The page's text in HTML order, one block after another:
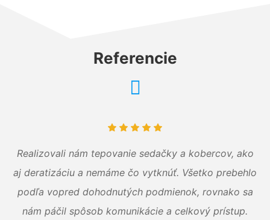
Referencie
Realizovali nám tepovanie sedačky a kobercov, ako
aj deratizáciu a nemáme čo vytknúť. Všetko prebehlo
podľa vopred dohodnutých podmienok, rovnako sa
nám páčil spôsob komunikácie a celkový prístup.